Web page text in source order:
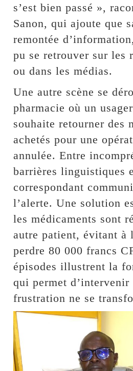
s’est bien passé »,
Sanon, qui ajoute que
remontée
pu se retrouver sur les
ou dans les médias.
Une autre scène se
pharmacie où un
souhaite retourner des
achetés pour une
annulée. Entre
barrières linguistiques
correspondant
l’alerte. Une solution
les médicaments sont
autre patient, évitant à
perdre 80 000 francs
épisodes illustrent la
qui permet d’intervenir
frustration ne se